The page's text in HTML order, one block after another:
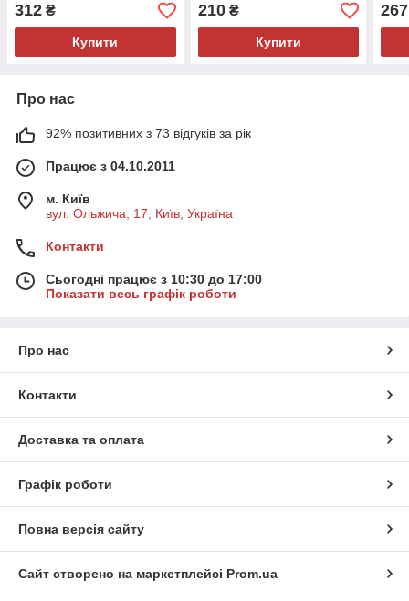
312 ₴
Купити
210₴
Купити
267
Про нас
92% позитивних з 73 відгуків за рік
Працює з 04.10.2011
м. Київ
вул. Ольжича, 17, Київ, Україна
Контакти
Сьогодні працює з 10:30 до 17:00
Показати весь графік роботи
Про нас
Контакти
Доставка та оплата
Графік роботи
Повна версія сайту
Сайт створено на маркетплейсі Prom.ua